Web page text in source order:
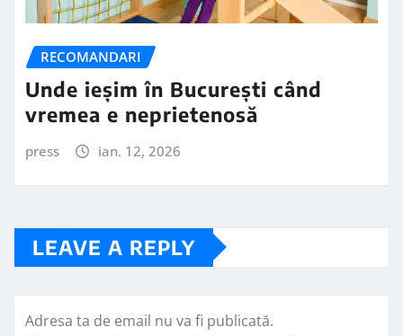
RECOMANDARI
Unde ieșim în București când
vremea e neprietenosă
press ian. 12, 2026
LEAVE A REPLY
Adresa ta de email nu va fi publicată.